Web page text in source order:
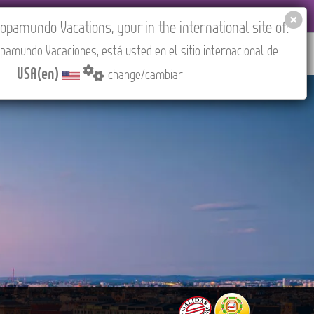
ABOUT US CONTACT Find your Tour
Vacations, your in the international site of:
Vacaciones, está usted en el sitio internacional de:
USA(en) change/cambiar